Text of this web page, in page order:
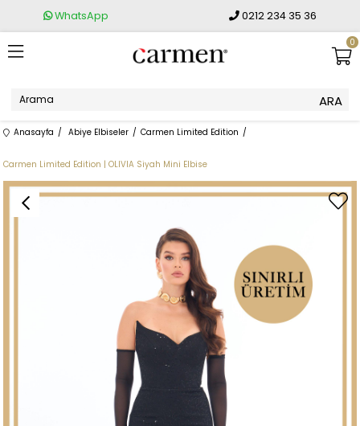
WhatsApp 0212 234 35 36
0
Anasayfa Abiye Elbiseler Carmen Limited Edition
Carmen Limited Edition | OLIVIA Siyah Mini Elbise